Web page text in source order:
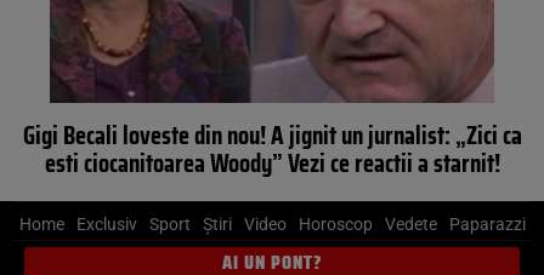
Gigi Becali loveste din nou! A jignit un jurnalist: „Zici ca
esti ciocanitoarea Woody” Vezi ce reactii a starnit!
Home Exclusiv Sport Știri Video Horoscop Vedete Paparazzi
AI UN PONT?